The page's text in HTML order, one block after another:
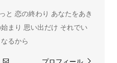
と 恋の終わり あなたをあき
まり 思い出だけ それでい
るから